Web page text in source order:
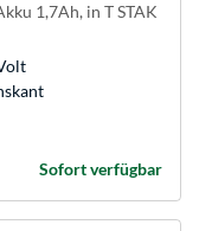
1,7Ah, in T STAK
Sofort verfügbar